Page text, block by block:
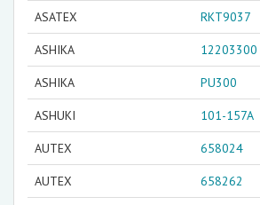
ASATEX RKT9037
ASHIKA 12203300
ASHIKA PU300
ASHUKI 101-157A
AUTEX 658024
AUTEX 658262